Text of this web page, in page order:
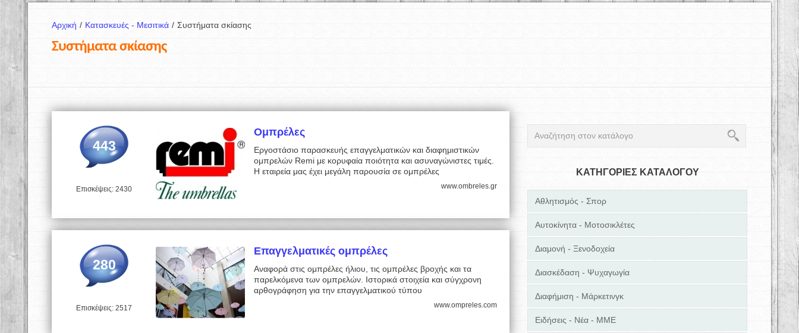
Αρχική / Κατασκευές - Μεσιτικά / Συστήματα σκίασης
Συστήματα σκίασης
443
Επισκέψεις: 2430
Ομπρέλες
Εργοστάσιο παρασκευής επαγγελματικών και διαφημιστικών
ομπρελών Remi με κορυφαία ποιότητα και ασυναγώνιστες τιμές.
Η εταιρεία μας έχει μεγάλη παρουσία σε ομπρέλες
www.ombreles.gr
280
Επισκέψεις: 2517
Επαγγελματικές ομπρέλες
Αναφορά στις ομπρέλες ήλιου, τις ομπρέλες βροχής και τα
παρελκόμενα των ομπρελών. Ιστορικά στοιχεία και σύγχρονη
αρθογράφηση για την επαγγελματικού τύπου
www.ompreles.com
ΚΑΤΗΓΟΡΙΕΣ ΚΑΤΑΛΟΓΟΥ
Αθλητισμός - Σπορ
Αυτοκίνητα - Μοτοσικλέτες
Διαμονή - Ξενοδοχεία
Διασκέδαση - Ψυχαγωγία
Διαφήμιση - Μάρκετινγκ
Ειδήσεις - Νέα - ΜΜΕ